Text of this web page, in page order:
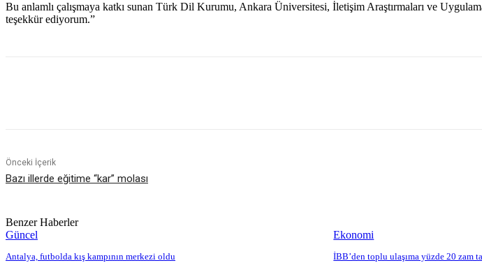
Bu anlamlı çalışmaya katkı sunan Türk Dil Kurumu, Ankara Üniversitesi, İletişim Araştırmaları ve
teşekkür ediyorum.”
Önceki İçerik
Bazı illerde eğitime “kar” molası
Benzer Haberler
Güncel
Antalya, futbolda kış kampının merkezi oldu
Ekonomi
İBB’den toplu ulaşıma yüzde 20 zam